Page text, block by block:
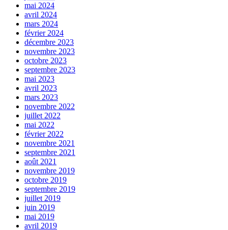
mai 2024
avril 2024
mars 2024
février 2024
décembre 2023
novembre 2023
octobre 2023
septembre 2023
mai 2023
avril 2023
mars 2023
novembre 2022
juillet 2022
mai 2022
février 2022
novembre 2021
septembre 2021
août 2021
novembre 2019
octobre 2019
septembre 2019
juillet 2019
juin 2019
mai 2019
avril 2019